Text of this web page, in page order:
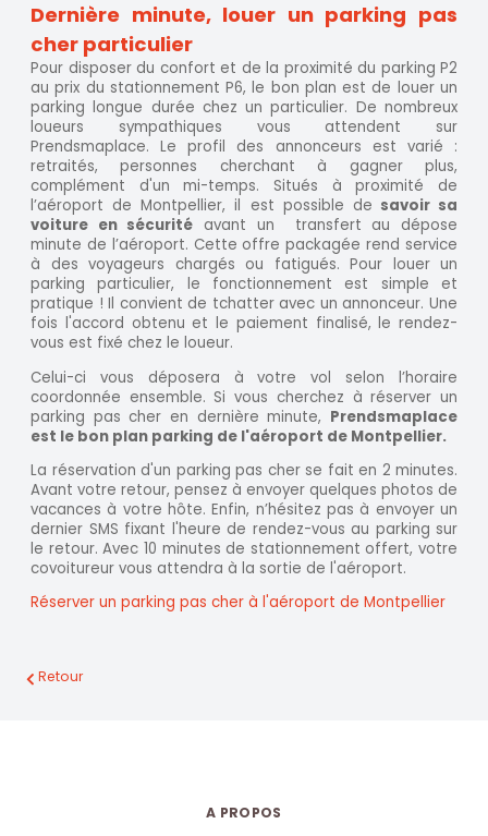
Dernière minute, louer un parking pas
cher particulier
Pour disposer du confort et de la proximité du parking P2
au prix du stationnement P6, le bon plan est de louer un
parking longue durée chez un particulier. De nombreux
loueurs sympathiques vous attendent sur
Prendsmaplace. Le profil des annonceurs est varié :
retraités, personnes cherchant à gagner plus,
complément d'un mi-temps. Situés à proximité de
l’aéroport de Montpellier, il est possible de savoir sa
voiture en sécurité avant un transfert au dépose
minute de l’aéroport. Cette offre packagée rend service
à des voyageurs chargés ou fatigués. Pour louer un
parking particulier, le fonctionnement est simple et
pratique ! Il convient de tchatter avec un annonceur. Une
fois l'accord obtenu et le paiement finalisé, le rendez-
vous est fixé chez le loueur.
Celui-ci vous déposera à votre vol selon l’horaire
coordonnée ensemble. Si vous cherchez à réserver un
parking pas cher en dernière minute, Prendsmaplace
est le bon plan parking de l'aéroport de Montpellier.
La réservation d'un parking pas cher se fait en 2 minutes.
Avant votre retour, pensez à envoyer quelques photos de
vacances à votre hôte. Enfin, n’hésitez pas à envoyer un
dernier SMS fixant l'heure de rendez-vous au parking sur
le retour. Avec 10 minutes de stationnement offert, votre
covoitureur vous attendra à la sortie de l'aéroport.
Réserver un parking pas cher à l'aéroport de Montpellier
Retour
A PROPOS